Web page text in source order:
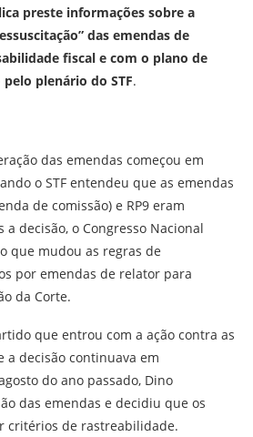
preste informações sobre a
das emendas de
fiscal e com o plano de
plenário do STF.
das emendas começou em
o STF entendeu que as emendas
de comissão) e RP9 eram
decisão, o Congresso Nacional
que mudou as regras de
por emendas de relator para
da Corte.
que entrou com a ação contra as
a decisão continuava em
do ano passado, Dino
das emendas e decidiu que os
critérios de rastreabilidade.